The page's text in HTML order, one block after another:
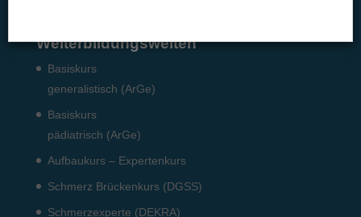
Weiterbildungswelten
Basiskurs
generalistisch (ArGe)
Basiskurs
pädiatrisch (ArGe)
Aufbaukurs – Expertenkurs
Schmerz Brückenkurs (DGSS)
Schmerzexperte (DEKRA)